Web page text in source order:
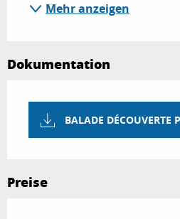
Mehr anzeigen
Dokumentation
BALADE DÉCOUVERTE
Preise